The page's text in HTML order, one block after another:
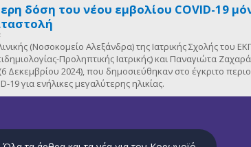
δόση του νέου εμβολίου COVID-19
(Νοσοκομείο Αλεξάνδρα) της Ιατρικής Σχολής
Προληπτικής Ιατρικής) και Παναγιώτα
Δεκεμβρίου 2024), που δημοσιεύθηκαν στο έγκριτο
για ενήλικες μεγαλύτερης ηλικίας.